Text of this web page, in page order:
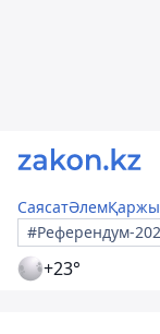
СаясатӘлемҚаржы
#Референдум-
+23°